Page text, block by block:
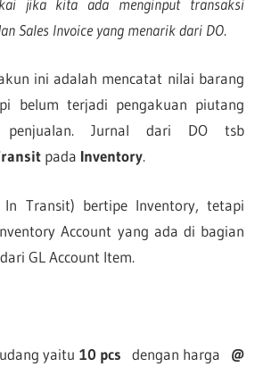
jika kita ada menginput transaksi
Sales Invoice yang menarik dari DO.
ini adalah mencatat nilai barang
belum terjadi pengakuan piutang
Jurnal dari DO tsb
pada Inventory.
In Transit) bertipe Inventory, tetapi
Account yang ada di bagian
GL Account Item.
yaitu 10 pcs dengan harga @